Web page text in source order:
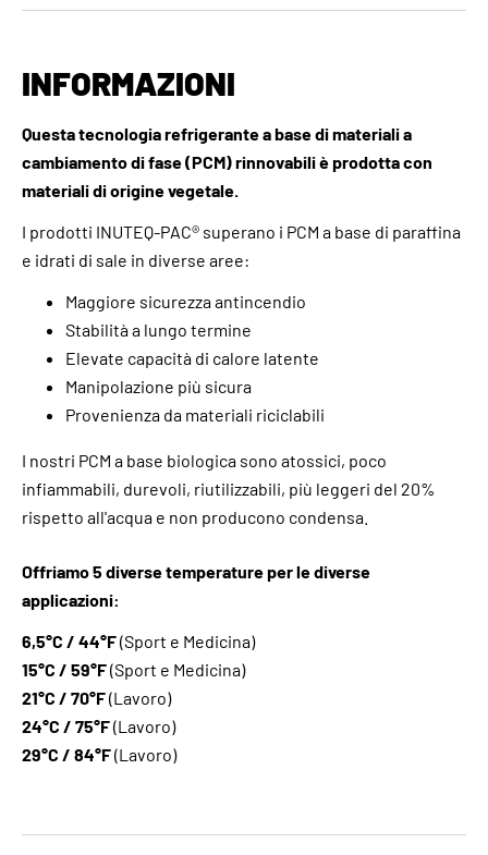
INFORMAZIONI
Questa tecnologia refrigerante a base di materiali a
cambiamento di fase (PCM) rinnovabili è prodotta con
materiali di origine vegetale.
I prodotti INUTEQ-PAC® superano i PCM a base di paraffina
e idrati di sale in diverse aree:
Maggiore sicurezza antincendio
Stabilità a lungo termine
Elevate capacità di calore latente
Manipolazione più sicura
Provenienza da materiali riciclabili
I nostri PCM a base biologica sono atossici, poco
infiammabili, durevoli, riutilizzabili, più leggeri del 20%
rispetto all'acqua e non producono condensa.
Offriamo 5 diverse temperature per le diverse
applicazioni:
6,5°C / 44°F(Sport e Medicina)
15°C / 59°F(Sport e Medicina)
21°C / 70°F(Lavoro)
24°C / 75°F(Lavoro)
29°C / 84°F(Lavoro)